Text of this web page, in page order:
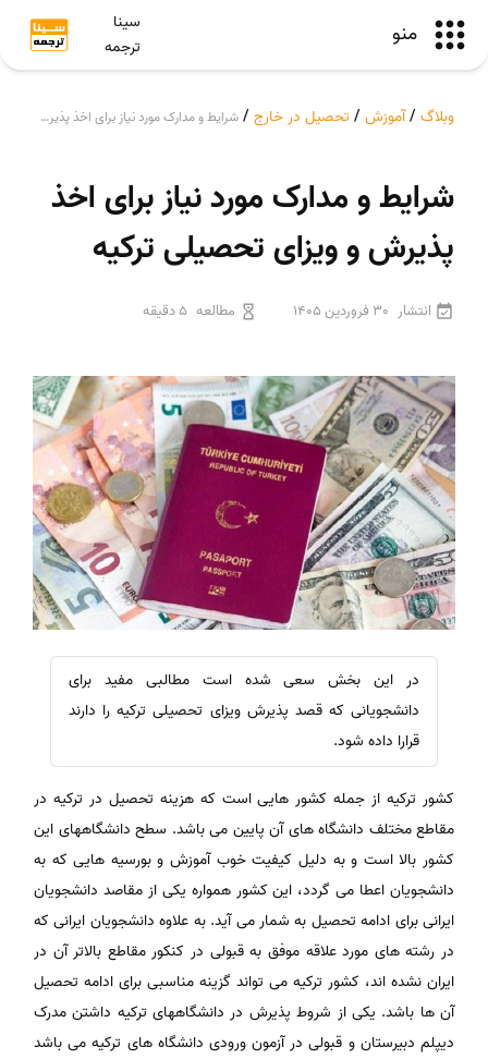
منو
سینا
ترجمه
وبلاگ /آموزش / تحصیل در خارج / شرایط و مدارک مورد نیاز برای اخذ پذیرش و ویزای تحصیلی ترکیه
شرایط و مدارک مورد نیاز برای اخذ
پذیرش و ویزای تحصیلی ترکیه
انتشار 30 فروردین 1405 مطالعه 5 دقیقه
در این بخش سعی شده است مطالبی مفید برای
دانشجویانی که قصد پذیرش ویزای تحصیلی ترکیه را دارند
قرارا داده شود.
کشور ترکیه از جمله کشور هایی است که هزینه تحصیل در ترکیه در
مقاطع مختلف دانشگاه های آن پایین می باشد. سطح دانشگاههای این
کشور بالا است و به دلیل کیفیت خوب آموزش و بورسیه هایی که به
دانشجویان اعطا می گردد، این کشور همواره یکی از مقاصد دانشجویان
ایرانی برای ادامه تحصیل به شمار می آید. به علاوه دانشجویان ایرانی که
در رشته های مورد علاقه موفق به قبولی در کنکور مقاطع بالاتر آن در
ایران نشده اند، کشور ترکیه می تواند گزینه مناسبی برای ادامه تحصیل
آن ها باشد. یکی از شروط پذیرش در دانشگاههای ترکیه داشتن مدرک
دیپلم دبیرستان و قبولی در آزمون ورودی دانشگاه های ترکیه می باشد